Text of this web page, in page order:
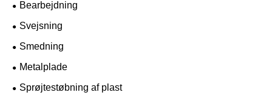
Bearbejdning
Svejsning
Smedning
Metalplade
Sprøjtestøbning af plast